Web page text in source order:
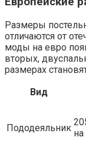
Размеры
отличаются от
моды на евро
вторых,
размерах
Вид
Пододеяльник